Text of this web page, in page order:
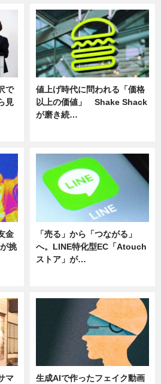
で
見
値上げ時代に問われる「価格
以上の価値」 Shake Shack
が磨き続…
金
挑
「売る」から「つながる」
へ。LINE特化型EC「Atouch
ストア」が…
マ
生成AIで作ったフェイク動画